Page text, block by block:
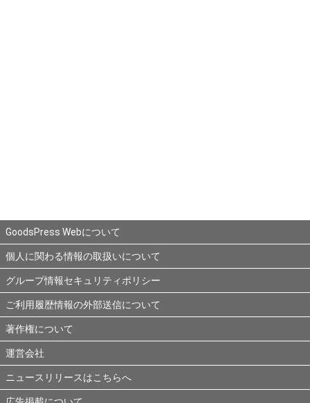
GoodsPress Webについて
個人に関わる情報の取扱いについて
グループ情報セキュリティポリシー
ご利用履歴情報の外部送信について
著作権について
運営会社
ニュースリリースはこちらへ